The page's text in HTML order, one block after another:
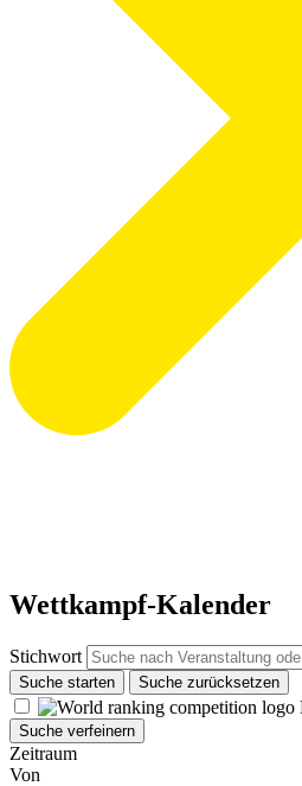
Wettkampf-Kalender
Stichwort
Suche starten Suche zurücksetzen
Suche verfeinern
Zeitraum
Von